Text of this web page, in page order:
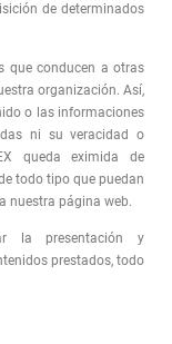
de determinados
que conducen a otras
organización. Así,
o las informaciones
ni su veracidad o
queda eximida de
todo tipo que puedan
nuestra página web.
la presentación y
prestados, todo